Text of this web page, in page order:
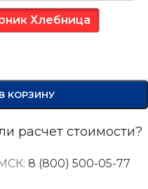
Хлебница
КОРЗИНУ
расчет стоимости?
8 (800) 500-05-77